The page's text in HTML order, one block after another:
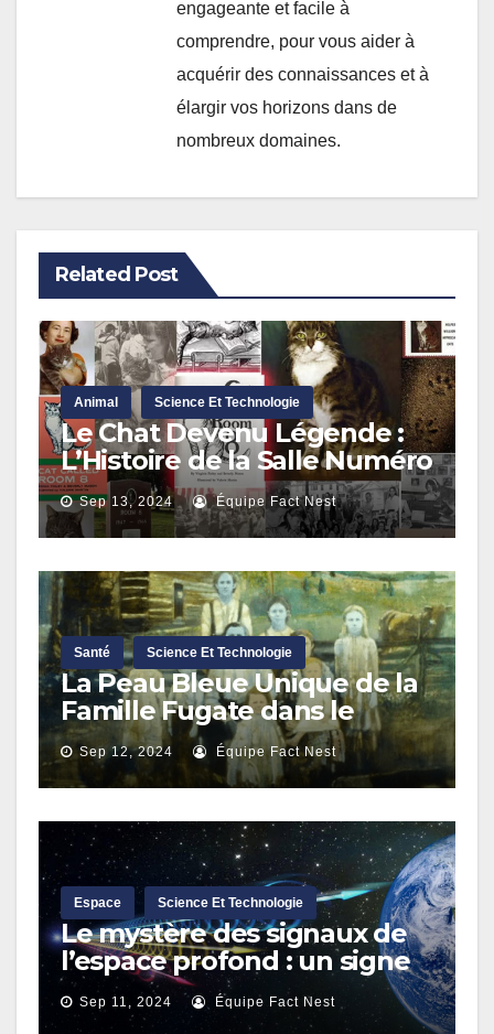
engageante et facile à
comprendre, pour vous aider à
acquérir des connaissances et à
élargir vos horizons dans de
nombreux domaines.
Related Post
Animal Science Et Technologie
Le Chat Devenu Légende :
L’Histoire de la Salle Numéro
8Sep 13, 2024 Équipe Fact Nest
Santé Science Et Technologie
La Peau Bleue Unique de la
Famille Fugate dans le
Kentucky : Une Condition
Génétique Rare
Sep 12, 2024 Équipe Fact Nest
Espace Science Et Technologie
Le mystère des signaux de
l’espace profond : un signe
possible de vie
extraterrestre ?
Sep 11, 2024 Équipe Fact Nest